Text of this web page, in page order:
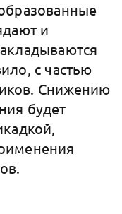
и
с частью
Снижению
будет